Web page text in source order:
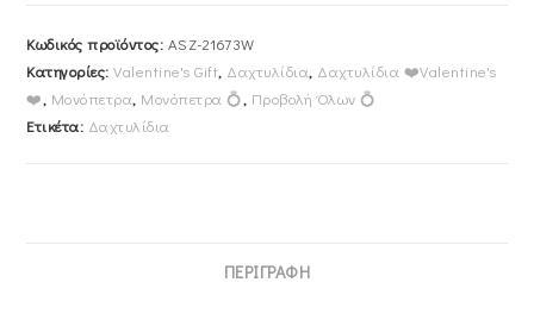
Δάκρυ
Στο
Κέντρο
&
Κωδικός προϊόντος: ASZ-21673W
Κατηγορίες:Valentine's Gift, Δαχτυλίδια, Δαχτυλίδια ❤️Valentine's
❤️, Μονόπετρα, Μονόπετρα 💍, Προβολή Όλων 💍
Ετικέτα: Δαχτυλίδια
ΠΕΡΙΓΡΑΦΉ